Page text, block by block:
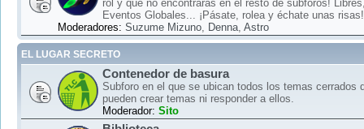
rol y que no encontrarás en el resto de subforos!
Eventos Globales... ¡Pásate, rolea y échate unas risas!
Moderadores: Suzume Mizuno Denna Astro
EL LUGAR SECRETO
Contenedor de basura
Subforo en el que se ubican todos los temas cerrados
pueden crear temas ni responder a ellos.
Moderador: Sito